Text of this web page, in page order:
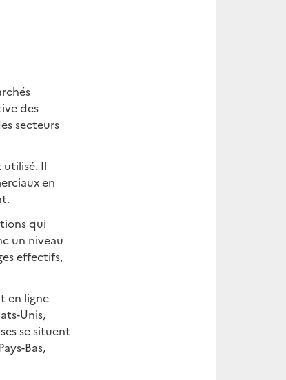
des
secteurs
utilisé. Il
en
qui
un niveau
effectifs,
en ligne
Unis,
se situent
Bas,